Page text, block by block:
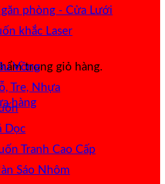
trong giỏ hàng.
hàng
phòng - Cửa Lưới
khắc Laser
Vồng
Tre, Nhựa
Dọc
Tranh Cao Cấp
Sáo Nhôm